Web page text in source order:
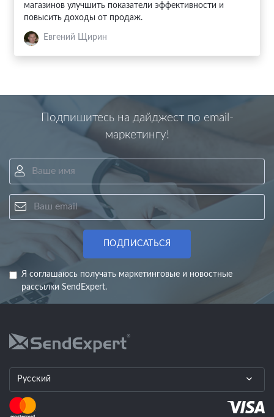
магазинов улучшить показатели эффективности и
повысить доходы от продаж.
Евгений Щирин
Подпишитесь на дайджест по email-
маркетингу!
ПОДПИСАТЬСЯ
Я соглашаюсь получать маркетинговые и новостные
рассылки SendExpert.
Русский